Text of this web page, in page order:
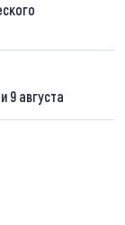
9 августа